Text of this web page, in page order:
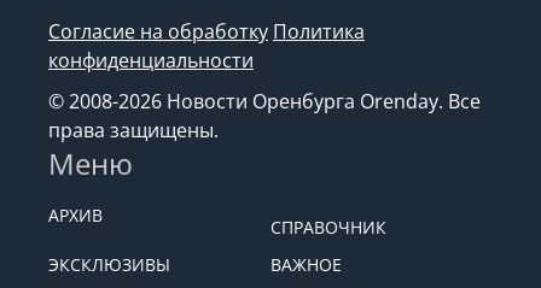
Согласие на обработку Политика
конфиденциальности
© 2008-2026 Новости Оренбурга Orenday. Все
права защищены.
Меню
АРХИВ
СПРАВОЧНИК
ЭКСКЛЮЗИВЫ
ВАЖНОЕ